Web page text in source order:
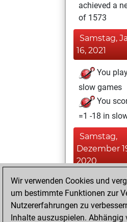
achieved a
of 1573
Samstag,
16, 2021
You
slow games
You
=1 -18 in
Samstag,
Dezember
2020
You
blitz games
Wir verwenden Cookies und
um bestimmte Funktionen zur
Nutzererfahrungen zu
Inhalte auszuspielen. Abhängig